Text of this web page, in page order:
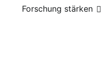
Forschung stärken